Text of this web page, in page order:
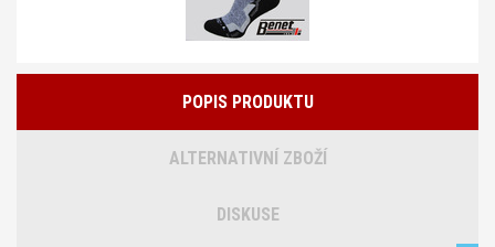
POPIS PRODUKTU
ALTERNATIVNÍ ZBOŽÍ
DISKUSE